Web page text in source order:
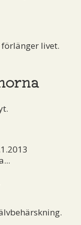
livet.